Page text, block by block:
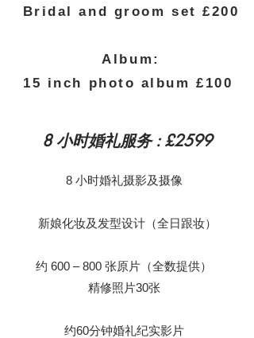
Bridal and groom set £200
Album:
15 inch photo album £100
8 小时婚礼服务 : £2599
8 小时婚礼摄影及摄像
新娘化妆及发型设计（全日跟妆）
约 600 – 800 张原片（全数提供）
精修照片30张
约60分钟婚礼纪实影片